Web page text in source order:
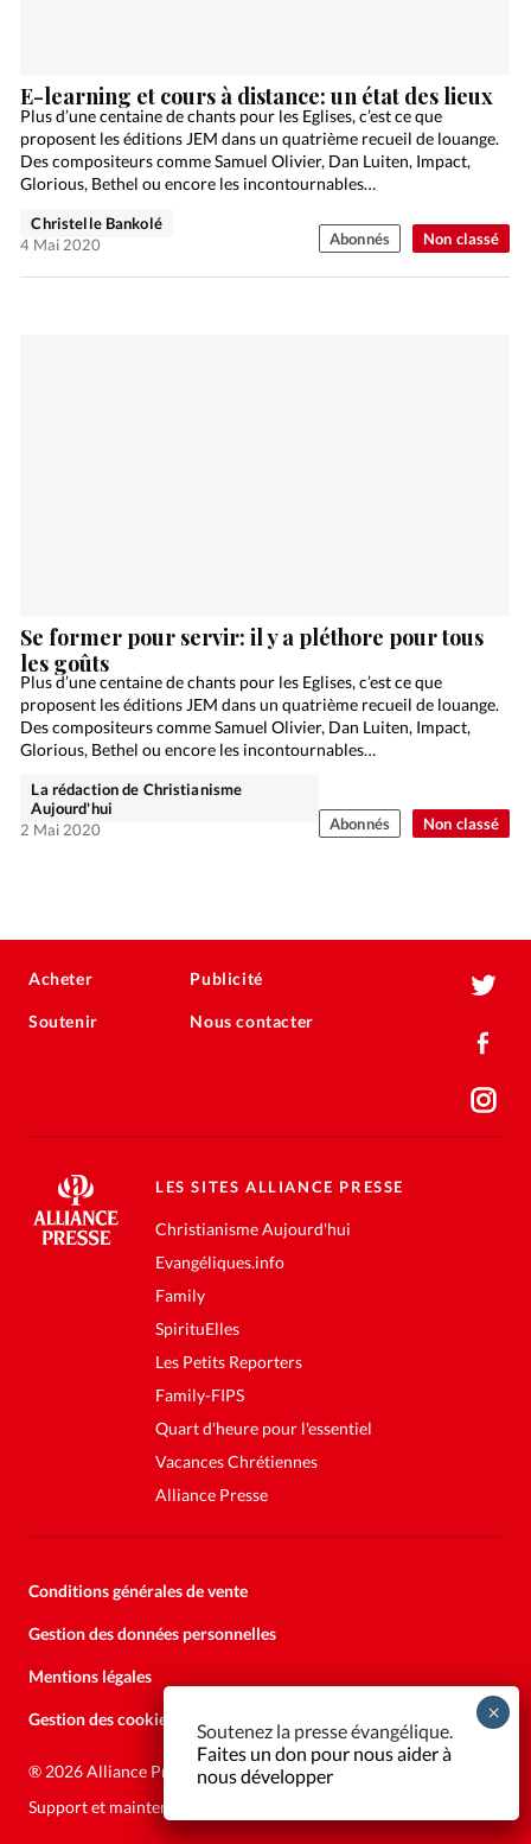
Non classé
E-learning et cours à distance: un état des lieux
Plus d’une centaine de chants pour les Eglises, c’est ce que
proposent les éditions JEM dans un quatrième recueil de louange.
Des compositeurs comme Samuel Olivier, Dan Luiten, Impact,
Glorious, Bethel ou encore les incontournables…
Christelle Bankolé
4 Mai 2020
Abonnés
Non classé
Se former pour servir: il y a pléthore pour tous
les goûts
Plus d’une centaine de chants pour les Eglises, c’est ce que
proposent les éditions JEM dans un quatrième recueil de louange.
Des compositeurs comme Samuel Olivier, Dan Luiten, Impact,
Glorious, Bethel ou encore les incontournables…
La rédaction de Christianisme
Aujourd'hui
2 Mai 2020
Abonnés
Acheter
Soutenir
Publicité
Nous contacter
LES SITES ALLIANCE PRESSE
Christianisme Aujourd'hui
Evangéliques.info
Family
SpirituElles
Les Petits Reporters
Family-FIPS
Quart d'heure pour l'essentiel
Vacances Chrétiennes
Alliance Presse
Conditions générales de vente
Gestion des données personnelles
Mentions légales
Gestion des cookies
® 2026 Alliance Presse
Support et maintenance:
Soutenez la presse évangélique.
Faites un don pour nous aider à
nous développer